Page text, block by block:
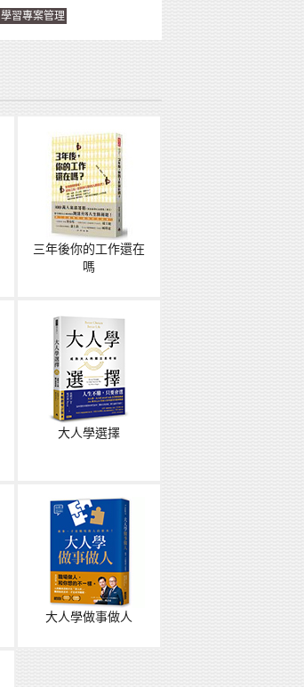
學習專案管理
三年後你的工作還在
嗎
大人學選擇
大人學做事做人